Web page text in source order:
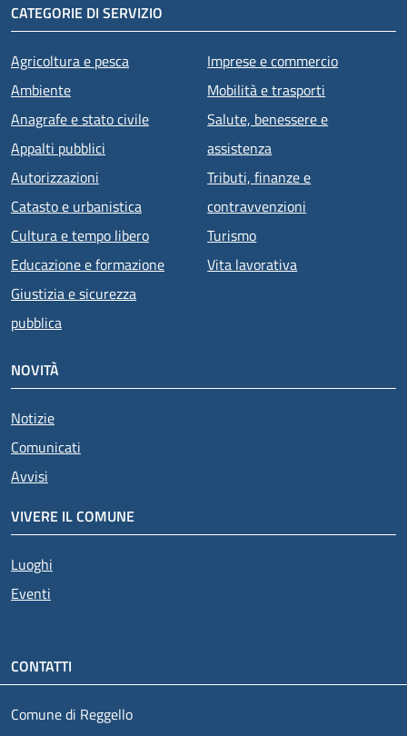
CATEGORIE DI SERVIZIO
Agricoltura e pesca
Ambiente
Anagrafe e stato civile
Appalti pubblici
Autorizzazioni
Catasto e urbanistica
Cultura e tempo libero
Educazione e formazione
Giustizia e sicurezza
pubblica
Imprese e commercio
Mobilità e trasporti
Salute, benessere e
assistenza
Tributi, finanze e
contravvenzioni
Turismo
Vita lavorativa
NOVITÀ
Notizie
Comunicati
Avvisi
VIVERE IL COMUNE
Luoghi
Eventi
CONTATTI
Comune di Reggello